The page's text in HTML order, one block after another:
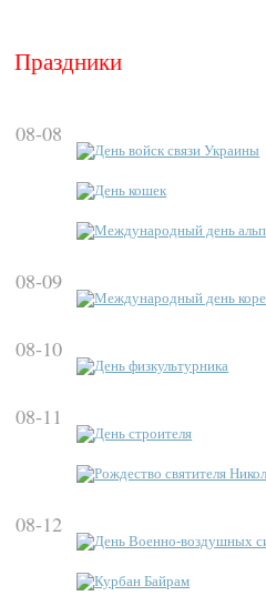
Праздники
08-08
День войск связи Украины
День кошек
Международный день
08-09
Международный день
08-10
День физкультурника
08-11
День строителя
Рождество святителя
08-12
День Военно-воздушных
Курбан Байрам